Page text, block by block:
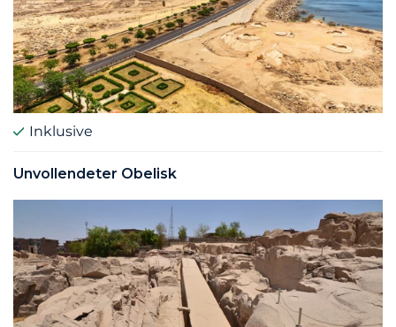
Inklusive
Unvollendeter Obelisk